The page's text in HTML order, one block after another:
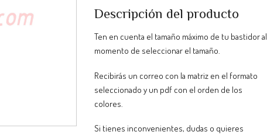
Descripción del producto
Ten en cuenta el tamaño máximo de tu bastidor al
momento de seleccionar el tamaño.
Recibirás un correo con la matriz en el formato
seleccionado y un pdf con el orden de los
colores.
Si tienes inconvenientes, dudas o quieres